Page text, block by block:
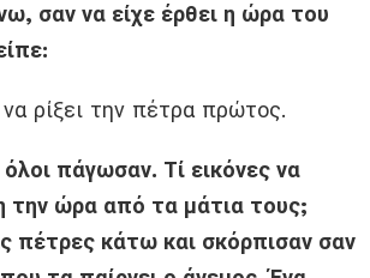
σαν να είχε έρθει η ώρα του
ρίξει την πέτρα πρώτος.
πάγωσαν. Τί εικόνες να
την ώρα από τα μάτια τους;
πέτρες κάτω και σκόρπισαν σαν